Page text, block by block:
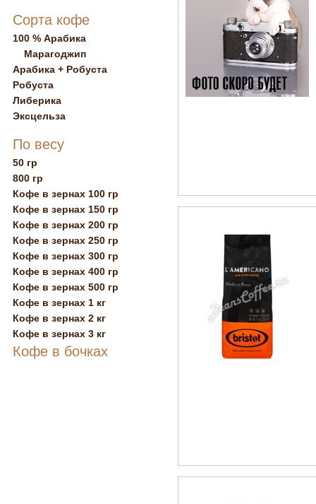
Сорта кофе
100 % Арабика
Марагоджип
Арабика + Робуста
Робуста
Либерика
Эксцельза
По весу
50 гр
800 гр
Кофе в зернах 100 гр
Кофе в зернах 150 гр
Кофе в зернах 200 гр
Кофе в зернах 250 гр
Кофе в зернах 300 гр
Кофе в зернах 400 гр
Кофе в зернах 500 гр
Кофе в зернах 1 кг
Кофе в зернах 2 кг
Кофе в зернах 3 кг
Кофе в бочках